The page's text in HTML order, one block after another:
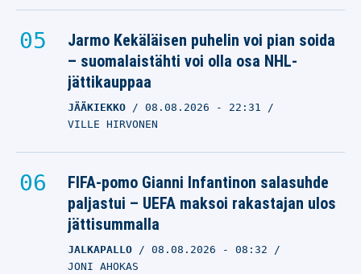
Jarmo Kekäläisen puhelin voi pian soida
– suomalaistähti voi olla osa NHL-
jättikauppaa
JÄÄKIEKKO 08.08.2026 - 22:31
VILLE HIRVONEN
FIFA-pomo Gianni Infantinon salasuhde
paljastui – UEFA maksoi rakastajan ulos
jättisummalla
JALKAPALLO 08.08.2026 - 08:32
JONI AHOKAS